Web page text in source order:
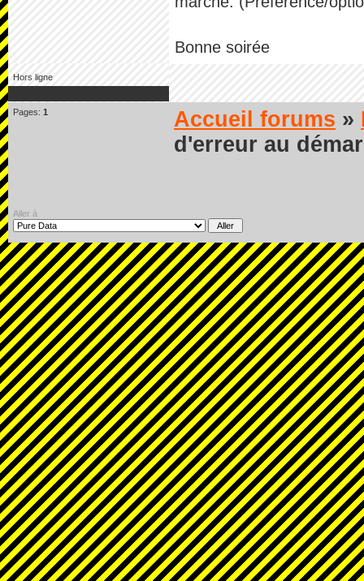
Bonne soirée
Hors ligne
Pages: 1 Accueil forums »
d'erreur au
Aller à